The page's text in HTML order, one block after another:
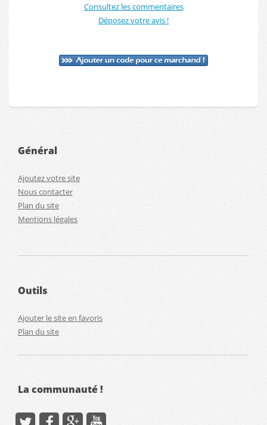
Consultez les commentaires
Déposez votre avis !
Général
Ajoutez votre site
Nous contacter
Plan du site
Mentions légales
Outils
Ajouter le site en favoris
Plan du site
La communauté !